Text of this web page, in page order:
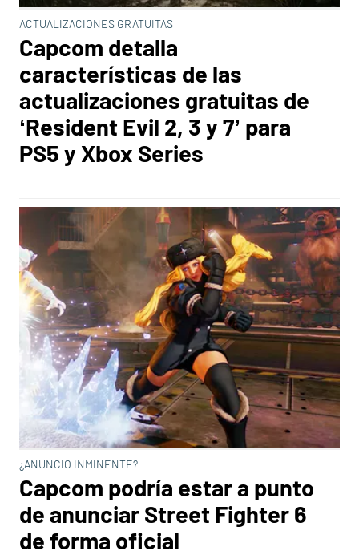
ACTUALIZACIONES GRATUITAS
Capcom detalla
características de las
actualizaciones gratuitas de
‘Resident Evil 2, 3 y 7’ para
PS5 y Xbox Series
¿ANUNCIO INMINENTE?
Capcom podría estar a punto
de anunciar Street Fighter 6
de forma oficial